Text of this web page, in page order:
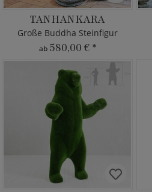
TANHANKARA
Große Buddha Steinfigur
ab 580,00 € *